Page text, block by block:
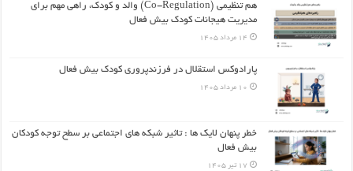
هم تنظیمی (Co-Regulation) والد و کودک، راهی مهم برای
مدیریت هیجانات کودک بیش فعال
14 مرداد 1405
پارادوکس استقلال در فرزندپروری کودک بیش فعال
10 مرداد 1405
خطر پنهان لایک ها : تاثیر شبکه های اجتماعی بر سطح توجه کودکان
بیش فعال
17 تیر 1405